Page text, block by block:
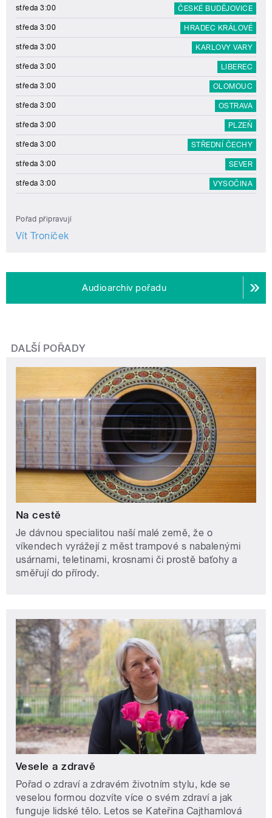
středa 3:00 ČESKÉ BUDĚJOVICE
středa 3:00 HRADEC KRÁLOVÉ
středa 3:00 KARLOVY VARY
středa 3:00 LIBEREC
středa 3:00 OLOMOUC
středa 3:00 OSTRAVA
středa 3:00 PLZEŇ
středa 3:00 STŘEDNÍ ČECHY
středa 3:00 SEVER
středa 3:00 VYSOČINA
Pořad připravují
Vít Troníček
Audioarchiv pořadu
DALŠÍ POŘADY
Na cestě
Je dávnou specialitou naší malé země, že o
víkendech vyrážejí z měst trampové s nabalenými
usárnami, teletinami, krosnami či prostě baťohy a
směřují do přírody.
Vesele a zdravě
Pořad o zdraví a zdravém životním stylu, kde se
veselou formou dozvíte více o svém zdraví a jak
funguje lidské tělo. Letos se Kateřina Cajthamlová